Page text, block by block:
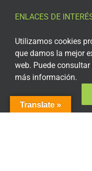
ENLACES DE
Aviso Legal
Política de privacidad
Política de privacidad
Política de cookies
Translate »
Utilizamos cookies
que damos la mejor
web. Puede
más información.